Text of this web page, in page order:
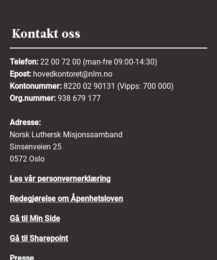
Kontakt oss
Telefon: 22 00 72 00 (man-fre 09:00-14:30)
Epost: hovedkontoret@nlm.no
Kontonummer: 8220 02 90131 (Vipps: 700 000)
Org.nummer: 938 679 177
Adresse:
Norsk Luthersk Misjonssamband
Sinsenveien 25
0572 Oslo
Les vår personvernerklæring
Redegjørelse om Åpenhetsloven
Gå til Min Side
Gå til Sharepoint
Presse